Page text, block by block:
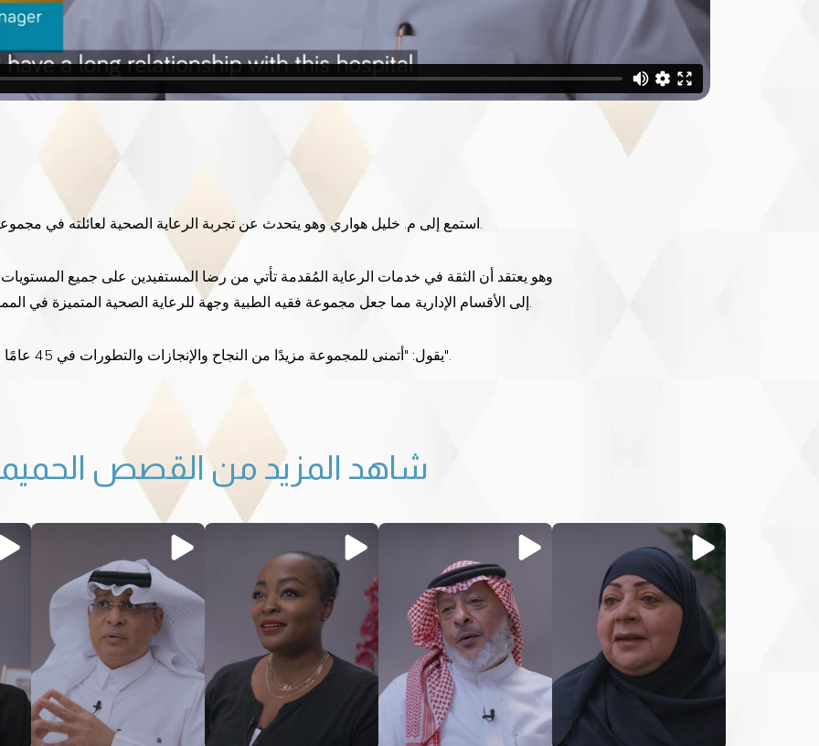
وهو يعتقد أن الثقة في خدمات الرعاية المُقدمة تأتي من رضا المستفيدين على جميع
يقول: "أتمنى للمجموعة مزيدًا من النجاح والإنجازات والتطورات في 45 عامًا القادمة".
شاهد المزيد من القصص